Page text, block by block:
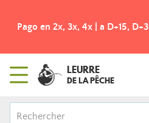
Pago en 2x, 3x, 4x | a D+15,
LEURRE
DE LA PÊCHE